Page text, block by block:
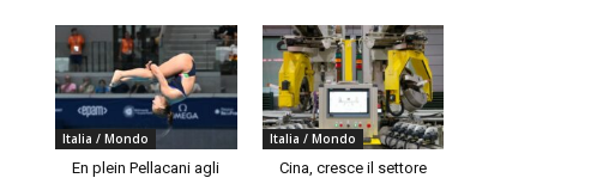
Italia / Mondo
En plein Pellacani agli
Italia / Mondo
Cina, cresce il settore